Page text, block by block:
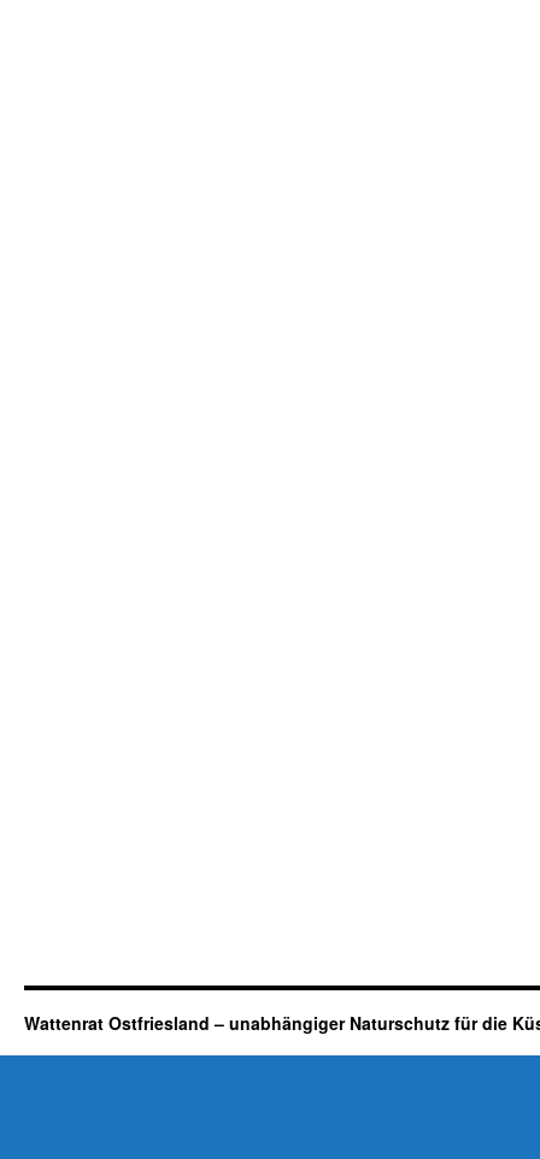
Wattenrat Ostfriesland – unabhängiger Naturschutz für die